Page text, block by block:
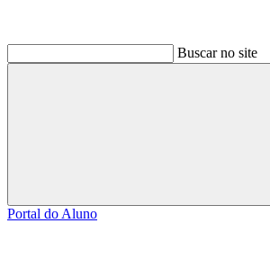
Buscar no site
Buscar
Portal do Aluno